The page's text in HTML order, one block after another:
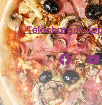
Télécharger